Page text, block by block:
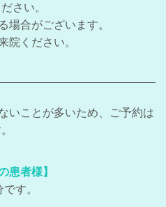
さい。
場合がございます。
院ください。
いことが多いため、ご予約は
患者様】
す。